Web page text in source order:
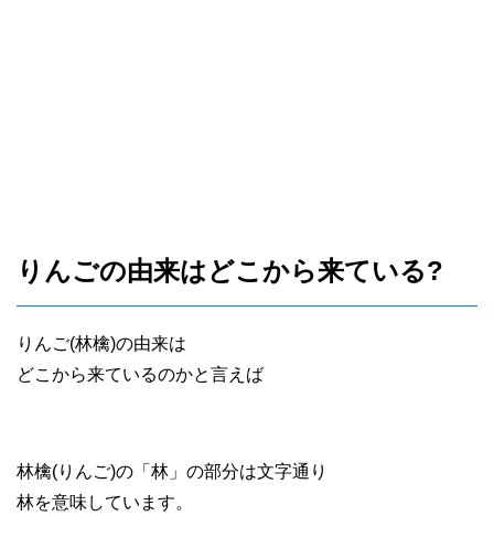
りんごの由来はどこから来ている?
りんご(林檎)の由来は
どこから来ているのかと言えば
林檎(りんご)の「林」の部分は文字通り
林を意味しています。